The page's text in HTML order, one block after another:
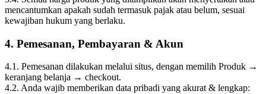
mencantumkan apakah sudah termasuk pajak atau belum, sesuai
kewajiban hukum yang berlaku.
4. Pemesanan, Pembayaran & Akun
4.1. Pemesanan dilakukan melalui situs, dengan memilih Produk →
keranjang belanja → checkout.
4.2. Anda wajib memberikan data pribadi yang akurat & lengkap: